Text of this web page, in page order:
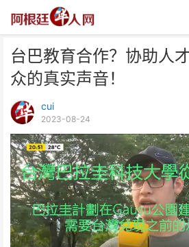
台巴教育合作？协助人
众的真实声音！
cui
2023-08-24
台巴教育合作？协助人才培
听民众的真实声音！